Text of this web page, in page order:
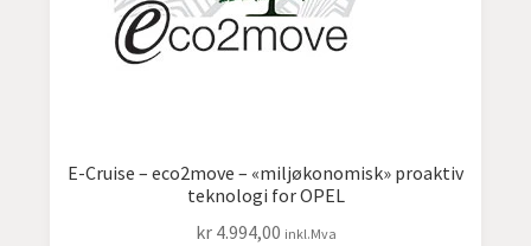
E-Cruise – eco2move – «miljøkonomisk» proaktiv
teknologi for OPEL
kr4.994,00 inkl.Mva